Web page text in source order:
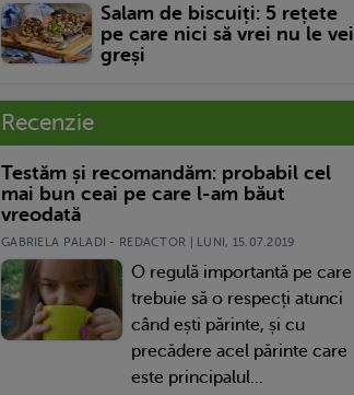
Salam de biscuiți: 5 rețete
pe care nici să vrei nu le vei
greși
Recenzie
Testăm și recomandăm: probabil cel
mai bun ceai pe care l-am băut
vreodată
GABRIELA PALADI - REDACTOR | LUNI, 15.07.2019
O regulă importantă pe care
trebuie să o respecți atunci
când ești părinte, și cu
precădere acel părinte care
este principalul...